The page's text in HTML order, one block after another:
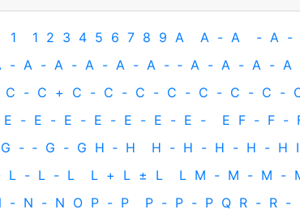
1 1 2 3 4 5 6 7 8 9 A A - A - A -
- A - A - A - A - A - ‐ A - A - A - A
C - C + C - C - C - C - C - C - C -
E - E - E - E - E - E - E - E F - F -
G - ‐ G - G H ‐ H H - H - H - H - H I
L - L - L L + L ± L L M - M - M -
- N - N O P - P P - P - P Q R - R -